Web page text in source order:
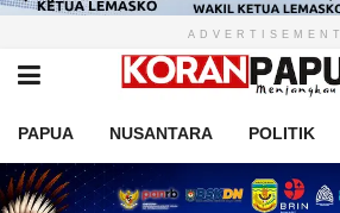
ADVERTISEMENT
PAPUA NUSANTARA POLITIK